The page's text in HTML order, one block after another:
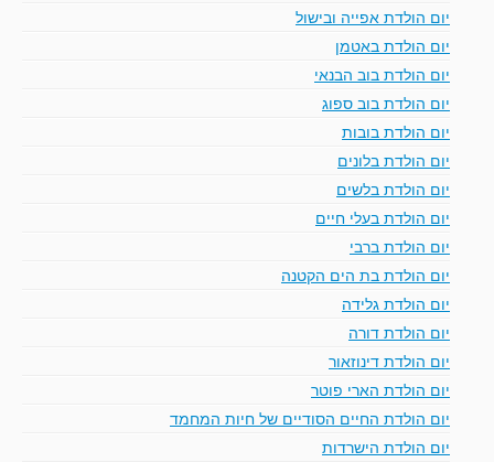
יום הולדת אפייה ובישול
יום הולדת באטמן
יום הולדת בוב הבנאי
יום הולדת בוב ספוג
יום הולדת בובות
יום הולדת בלונים
יום הולדת בלשים
יום הולדת בעלי חיים
יום הולדת ברבי
יום הולדת בת הים הקטנה
יום הולדת גלידה
יום הולדת דורה
יום הולדת דינוזאור
יום הולדת הארי פוטר
יום הולדת החיים הסודיים של חיות המחמד
יום הולדת הישרדות